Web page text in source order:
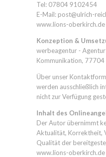
Tel: 07804 9102454
E-Mail: post@ulrich-
www.lions-oberkirch.de
Konzeption &
werbeagentur -
Kommunikation,
Über unser
werden ausschließlich
nicht zur Verfügung
Inhalt des
Der Autor übernimmt
Aktualität, Korrektheit,
Qualität der
www.lions-oberkirch.de